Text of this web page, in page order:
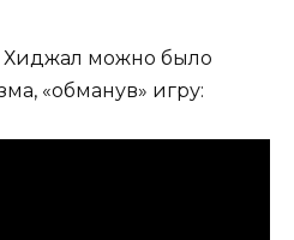
Хиджал можно было
«обманув» игру: